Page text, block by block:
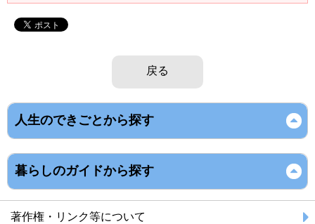
戻る
人生のできごとから探す
暮らしのガイドから探す
著作権・リンク等について